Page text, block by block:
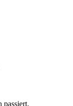
passiert.